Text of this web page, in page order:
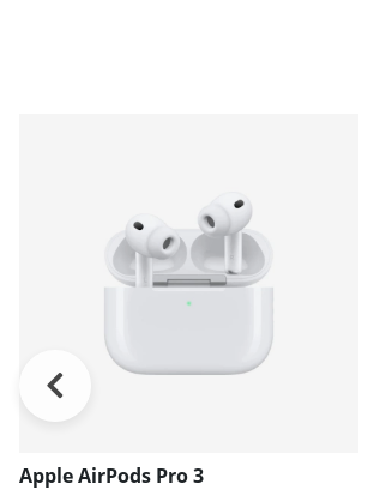
Apple AirPods Pro 3